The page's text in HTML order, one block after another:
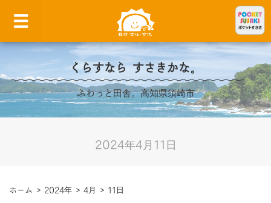
くらすなら すさきかな。
ふわっと田舎。高知県須崎市
2024年4月11日
ホーム > 2024年 > 4月 > 11日